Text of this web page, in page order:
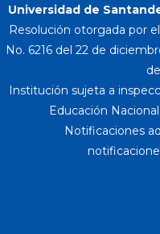
Universidad de
Resolución otorgada por
No. 6216 del 22 de
Institución sujeta a
Educación
Notificaciones